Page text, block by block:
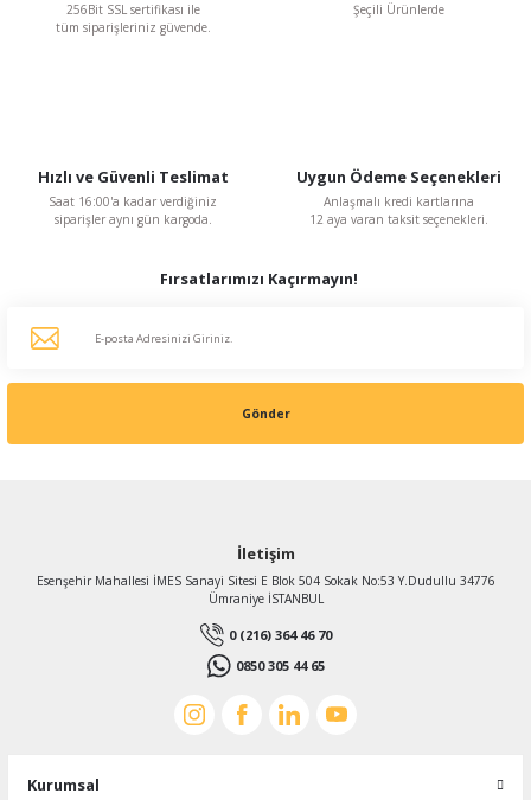
256Bit SSL sertifikası ile
tüm siparişleriniz güvende.
Şeçili Ürünlerde
Hızlı ve Güvenli Teslimat
Saat 16:00'a kadar verdiğiniz
siparişler aynı gün kargoda.
Uygun Ödeme Seçenekleri
Anlaşmalı kredi kartlarına
12 aya varan taksit seçenekleri.
Fırsatlarımızı Kaçırmayın!
Gönder
İletişim
Esenşehir Mahallesi İMES Sanayi Sitesi E Blok 504 Sokak No:53 Y.Dudullu 34776
Ümraniye İSTANBUL
0 (216) 364 46 70
0850 305 44 65
Kurumsal